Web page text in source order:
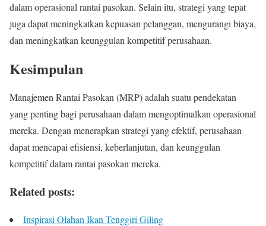
dalam operasional rantai pasokan. Selain itu, strategi yang tepat
juga dapat meningkatkan kepuasan pelanggan, mengurangi biaya,
dan meningkatkan keunggulan kompetitif perusahaan.
Kesimpulan
Manajemen Rantai Pasokan (MRP) adalah suatu pendekatan
yang penting bagi perusahaan dalam mengoptimalkan operasional
mereka. Dengan menerapkan strategi yang efektif, perusahaan
dapat mencapai efisiensi, keberlanjutan, dan keunggulan
kompetitif dalam rantai pasokan mereka.
Related posts:
Inspirasi Olahan Ikan Tenggiri Giling